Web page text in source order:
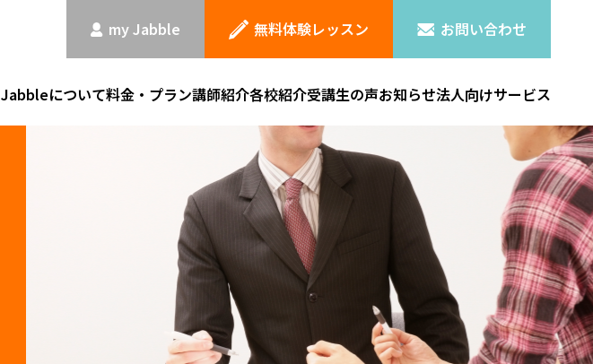
my Jabble 無料体験レッスン お問い合わせ
Jabbleについて料金・プラン講師紹介各校紹介受講生の声お知らせ法人向けサービス